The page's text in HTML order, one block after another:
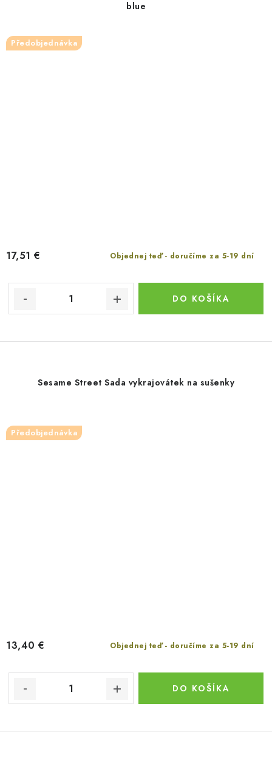
blue
Předobjednávka
Objednej teď - doručíme za 5-19 dní
17,51 €
DO KOŠÍKA
Sesame Street Sada vykrajovátek na sušenky
Předobjednávka
Objednej teď - doručíme za 5-19 dní
13,40 €
DO KOŠÍKA